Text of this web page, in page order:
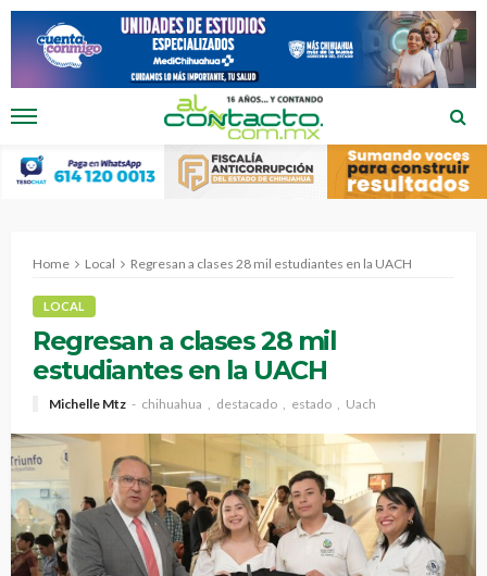
Home Local Regresan a clases 28 mil estudiantes en la UACH
LOCAL
Regresan a clases 28 mil
estudiantes en la UACH
Michelle Mtz chihuahua destacado estado Uach